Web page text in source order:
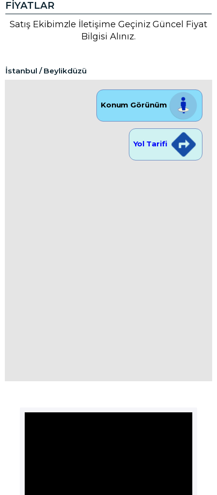
FIYATLAR
Satış Ekibimzle İletişime Geçiniz Güncel Fiyat
Bilgisi Alınız.
İstanbul / Beylikdüzü
Konum Görünüm
Yol Tarifi